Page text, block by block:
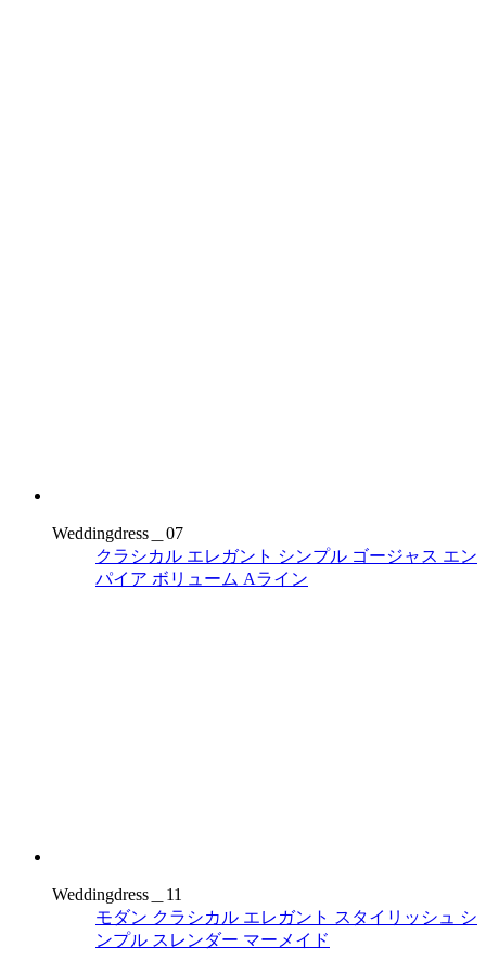
Weddingdress＿07
クラシカル エレガント シンプル ゴージャス エン
パイア ボリューム Aライン
Weddingdress＿11
モダン クラシカル エレガント スタイリッシュ
シ
ンプル スレンダー マーメイド